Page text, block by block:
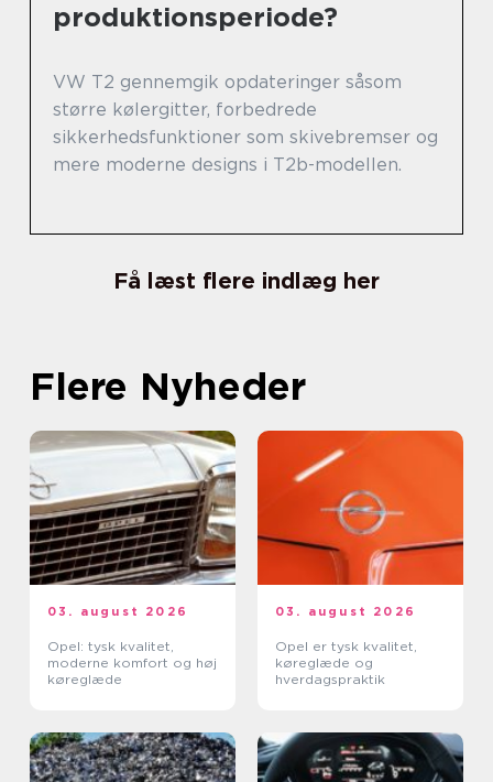
produktionsperiode?
VW T2 gennemgik opdateringer såsom
større kølergitter, forbedrede
sikkerhedsfunktioner som skivebremser og
mere moderne designs i T2b-modellen.
Få læst flere indlæg her
Flere Nyheder
03. august 2026
Opel: tysk kvalitet,
moderne komfort og høj
køreglæde
03. august 2026
Opel er tysk kvalitet,
køreglæde og
hverdagspraktik